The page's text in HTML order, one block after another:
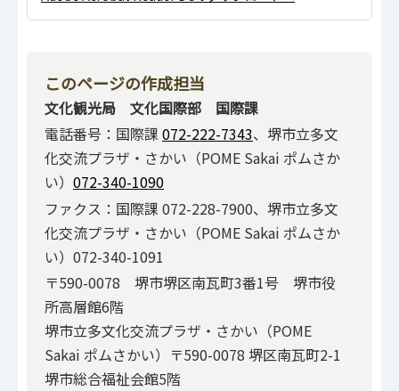
このページの作成担当
文化観光局 文化国際部 国際課
電話番号：国際課 072-222-7343、堺市立多文
化交流プラザ・さかい（POME Sakai ポムさか
い） 072-340-1090
ファクス：国際課 072-228-7900、堺市立多文
化交流プラザ・さかい（POME Sakai ポムさか
い）072-340-1091
〒590-0078 堺市堺区南瓦町3番1号 堺市役
所高層館6階
堺市立多文化交流プラザ・さかい（POME
Sakai ポムさかい）〒590-0078 堺区南瓦町2-1
堺市総合福祉会館5階